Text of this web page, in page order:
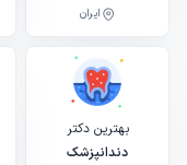
ایران
بهترین دکتر
دندانپزشک